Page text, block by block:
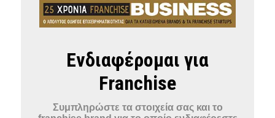
Ενδιαφέρομαι για
Franchise
Συμπληρώστε τα στοιχεία σας και το